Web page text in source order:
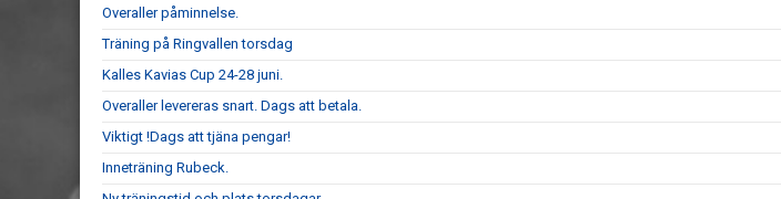
Overaller påminnelse.
Träning på Ringvallen torsdag
Kalles Kavias Cup 24-28 juni.
Overaller levereras snart. Dags att betala.
Viktigt !Dags att tjäna pengar!
Inneträning Rubeck.